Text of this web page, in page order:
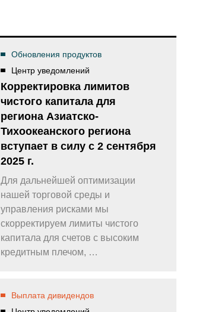
получить бонус до $888 на дневную
Откройте больше возможностей с
кредитным бонусом до $30 000*
Кешбэк за CFD на золото 24/7
Подключитесь, торгуйте XAUUSD247 и
дополнительным бонусом 20% за
торговлю в выходные дни.*
Баллы и бонусы
Получайте по одному баллу за каждые
$10 000 торгового объема по CFD и
обменивайте их на бонусы и призы.*
Обновления продуктов
Центр уведомлений
Корректировка лимитов
чистого капитала для
региона Азиатско-
Тихоокеанского региона
вступает в силу с 2 сентября
2025 г.
Для дальнейшей оптимизации
нашей торговой среды и
управления рисками мы
скорректируем лимиты чистого
капитала для счетов с высоким
кредитным плечом, …
Выплата дивидендов